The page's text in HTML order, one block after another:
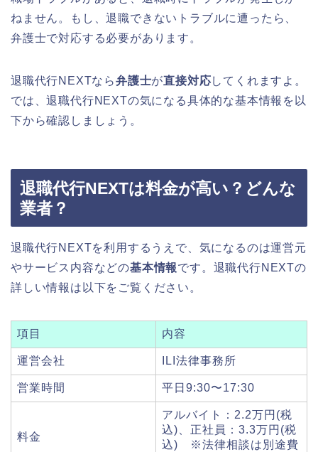
ねません。もし、退職できないトラブルに遭ったら、
弁護士で対応する必要があります。
退職代行NEXTなら弁護士が直接対応してくれますよ。
では、退職代行NEXTの気になる具体的な基本情報を以
下から確認しましょう。
退職代行NEXTは料金が高い？どんな
業者？
退職代行NEXTを利用するうえで、気になるのは運営元
やサービス内容などの基本情報です。退職代行NEXTの
詳しい情報は以下をご覧ください。
項目 内容
運営会社 ILI法律事務所
営業時間 平日9:30〜17:30
料金
アルバイト：2.2万円(税
込)、正社員：3.3万円(税
込) ※法律相談は別途費